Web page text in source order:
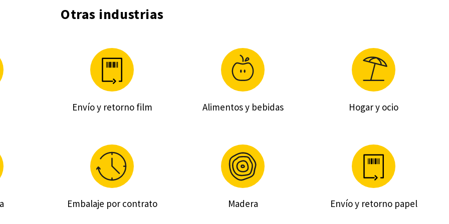
Otras industrias
Envío y retorno film Alimentos y bebidas Hogar y ocio
Embalaje por contrato Madera Envío y retorno papel